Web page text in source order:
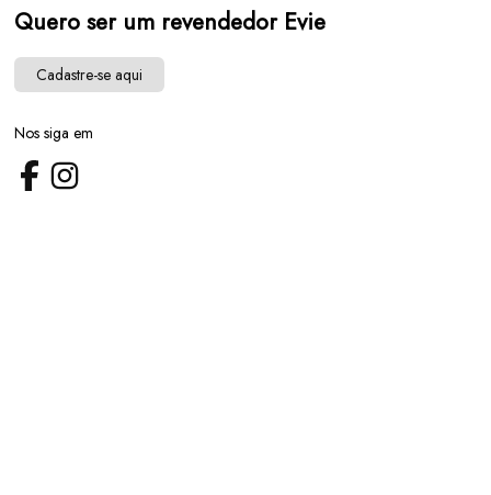
Quero ser um revendedor Evie
Cadastre-se aqui
Nos siga em